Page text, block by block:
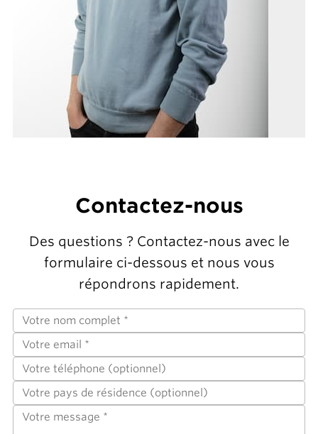
Contactez-nous
Des questions ? Contactez-nous avec le
formulaire ci-dessous et nous vous
répondrons rapidement.